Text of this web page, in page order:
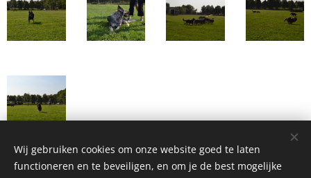
Wij gebruiken cookies om onze website goed te laten
functioneren en te beveiligen, en om je de best mogelijke